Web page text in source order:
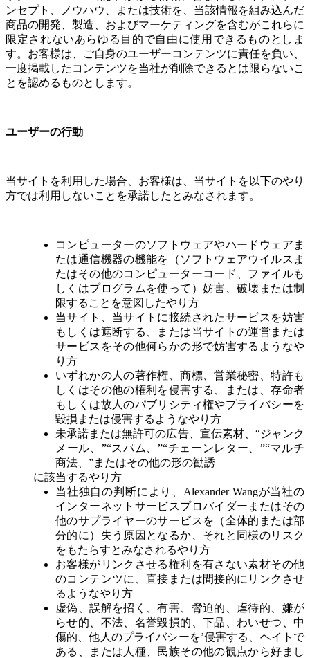
ンセプト、ノウハウ、または技術を、当該情報を組み込んだ
商品の開発、製造、およびマーケティングを含むがこれらに
限定されないあらゆる目的で自由に使用できるものとしま
す。お客様は、ご自身のユーザーコンテンツに責任を負い、
一度掲載したコンテンツを当社が削除できるとは限らないこ
とを認めるものとします。
ユーザーの行動
当サイトを利用した場合、お客様は、当サイトを以下のやり
方では利用しないことを承諾したとみなされます。
コンピューターのソフトウェアやハードウェアま
たは通信機器の機能を（ソフトウェアウイルスま
たはその他のコンピューターコード、ファイルも
しくはプログラムを使って）妨害、破壊または制
限することを意図したやり方
当サイト、当サイトに接続されたサービスを妨害
もしくは遮断する、または当サイトの運営または
サービスをその他何らかの形で妨害するようなや
り方
いずれかの人の著作権、商標、営業秘密、特許も
しくはその他の権利を侵害する、または、存命者
もしくは故人のパブリシティ権やプライバシーを
毀損または侵害するようなやり方
未承諾または無許可の広告、宣伝素材、“ジャンク
メール、”“スパム、”“チェーンレター、”“マルチ
商法、”またはその他の形の勧誘
に該当するやり方
当社独自の判断により、 Alexander Wangが当社の
インターネットサービスプロバイダーまたはその
他のサプライヤーのサービスを（全体的または部
分的に）失う原因となるか、それと同様のリスク
をもたらすとみなされるやり方
お客様がリンクさせる権利を有さない素材その他
のコンテンツに、直接または間接的にリンクさせ
るようなやり方
虚偽、誤解を招く、有害、脅迫的、虐待的、嫌が
らせ的、不法、名誉毀損的、下品、わいせつ、中
傷的、他人のプライバシーを’侵害する、ヘイトで
ある、または人種、民族その他の観点から好まし